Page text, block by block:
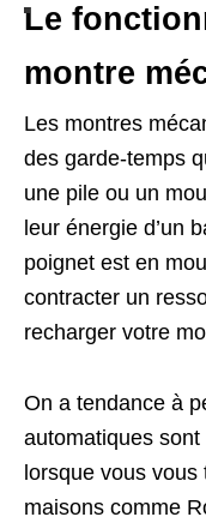
Le
montre
Les montres
des garde-temps
une pile ou un
leur énergie d’un
poignet est en
contracter un
recharger votre
On a tendance à
automatiques
lorsque vous
maisons comme